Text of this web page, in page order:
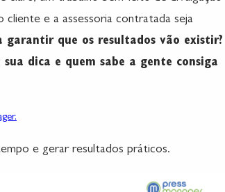
e a assessoria contratada seja
garantir que os resultados vão existir?
sua dica e quem sabe a gente consiga
e gerar resultados práticos.